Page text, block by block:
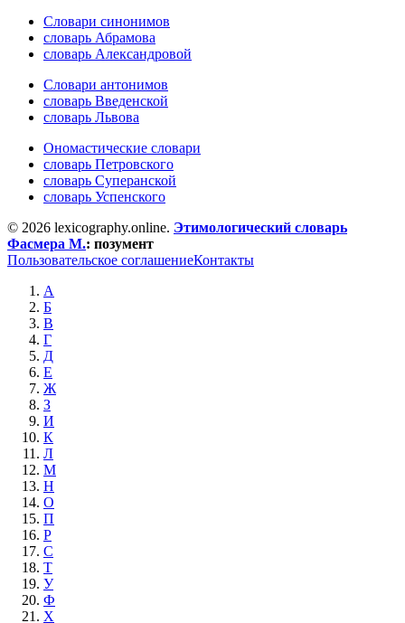
Словари синонимов
словарь Абрамова
словарь Александровой
Словари антонимов
словарь Введенской
словарь Львова
Ономастические словари
словарь Петровского
словарь Суперанской
словарь Успенского
© 2026 lexicography.online. Этимологический словарь
Фасмера М.: позумент
Пользовательское соглашениеКонтакты
А
Б
В
Г
Д
Е
Ж
З
И
К
Л
М
Н
О
П
Р
С
Т
У
Ф
Х